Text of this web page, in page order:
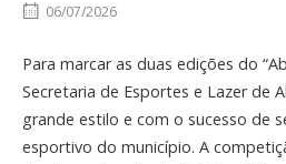
06/07/2026
Para marcar as duas edições do
Secretaria de Esportes e Lazer de
grande estilo e com o sucesso de
esportivo do município. A